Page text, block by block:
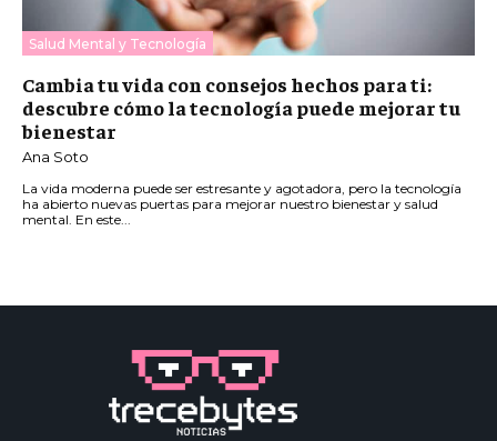
Salud Mental y Tecnología
Cambia tu vida con consejos hechos para ti:
descubre cómo la tecnología puede mejorar tu
bienestar
Ana Soto
La vida moderna puede ser estresante y agotadora, pero la tecnología
ha abierto nuevas puertas para mejorar nuestro bienestar y salud
mental. En este...